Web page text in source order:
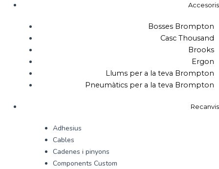
Accesoris
Bosses Brompton
Casc Thousand
Brooks
Ergon
Llums per a la teva Brompton
Pneumàtics per a la teva Brompton
Recanvis
Adhesius
Cables
Cadenes i pinyons
Components Custom